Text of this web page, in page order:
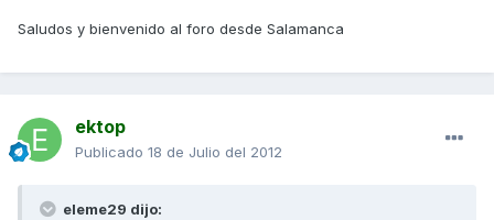
Saludos y bienvenido al foro desde Salamanca
ektop
Publicado 18 de Julio del 2012
eleme29 dijo: